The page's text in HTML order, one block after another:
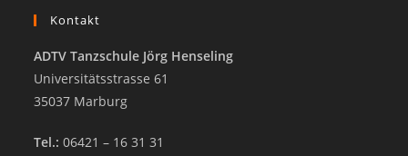
Kontakt
ADTV Tanzschule Jörg Henseling
Universitätsstrasse 61
35037 Marburg
Tel.: 06421 – 16 31 31